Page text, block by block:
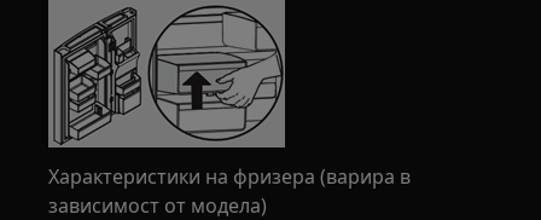
Характеристики на фризера (варира в
зависимост от модела)